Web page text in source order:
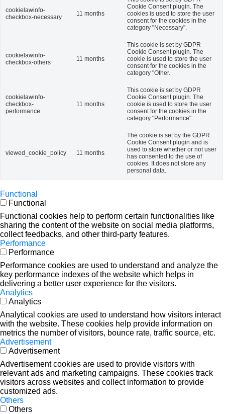
cookielawinfo-
checkbox-necessary
11 months
Cookie Consent plugin. The
cookies is used to store the user
consent for the cookies in the
category "Necessary".
cookielawinfo-
checkbox-others
11 months
This cookie is set by GDPR
Cookie Consent plugin. The
cookie is used to store the user
consent for the cookies in the
category "Other.
cookielawinfo-
checkbox-
performance
11 months
This cookie is set by GDPR
Cookie Consent plugin. The
cookie is used to store the user
consent for the cookies in the
category "Performance".
viewed_cookie_policy 11 months
The cookie is set by the GDPR
Cookie Consent plugin and is
used to store whether or not user
has consented to the use of
cookies. It does not store any
personal data.
Functional
Functional
Functional cookies help to perform certain functionalities like
sharing the content of the website on social media platforms,
collect feedbacks, and other third-party features.
Performance
Performance
Performance cookies are used to understand and analyze the
key performance indexes of the website which helps in
delivering a better user experience for the visitors.
Analytics
Analytics
Analytical cookies are used to understand how visitors interact
with the website. These cookies help provide information on
metrics the number of visitors, bounce rate, traffic source, etc.
Advertisement
Advertisement
Advertisement cookies are used to provide visitors with
relevant ads and marketing campaigns. These cookies track
visitors across websites and collect information to provide
customized ads.
Others
Others